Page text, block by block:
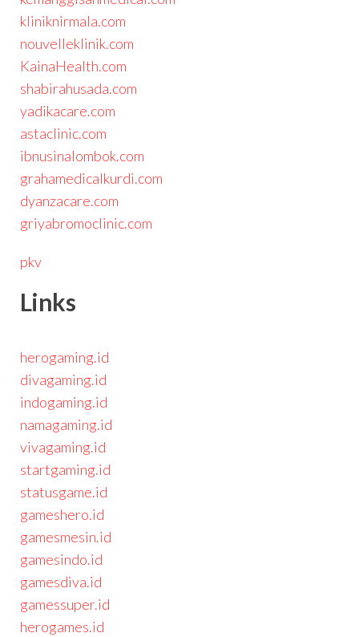
kliniknirmala.com
nouvelleklinik.com
KainaHealth.com
shabirahusada.com
yadikacare.com
astaclinic.com
ibnusinalombok.com
grahamedicalkurdi.com
dyanzacare.com
griyabromoclinic.com
pkv
Links
herogaming.id
divagaming.id
indogaming.id
namagaming.id
vivagaming.id
startgaming.id
statusgame.id
gameshero.id
gamesmesin.id
gamesindo.id
gamesdiva.id
gamessuper.id
herogames.id